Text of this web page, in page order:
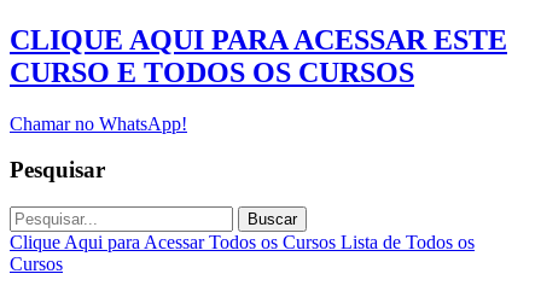
CLIQUE AQUI PARA ACESSAR ESTE
CURSO E TODOS OS CURSOS
Chamar no WhatsApp!
Pesquisar
Buscar
Clique Aqui para Acessar Todos os Cursos Lista de Todos os
Cursos